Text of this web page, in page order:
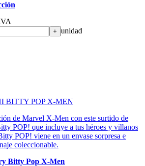
+ unidad
BITTY POP X-MEN
de Marvel X-Men con este surtido de
POP! que incluye a tus héroes y villanos
POP! viene en un envase sorpresa e
coleccionable.
Bitty Pop X-Men